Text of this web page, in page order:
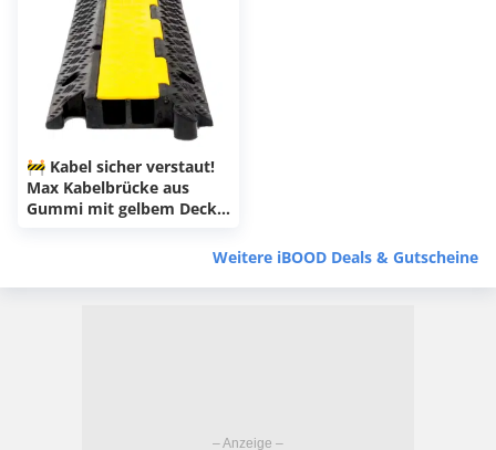
🚧 Kabel sicher verstaut!
Max Kabelbrücke aus
Gummi mit gelbem Deckel
Weitere iBOOD Deals & Gutscheine